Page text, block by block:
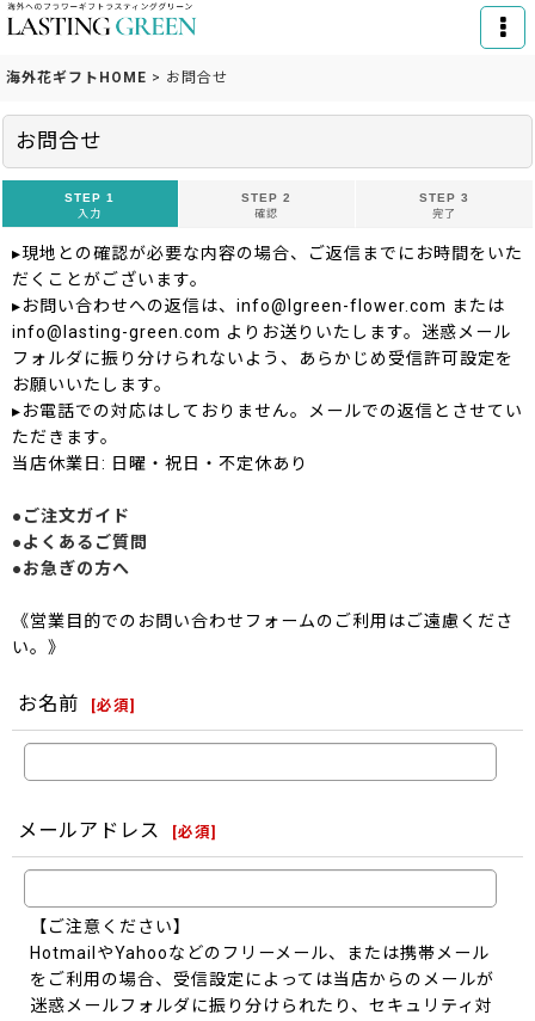
海外花ギフトHOME > お問合せ
お問合せ
STEP 1
入力
STEP 2
確認
STEP 3
完了
▸現地との確認が必要な内容の場合、ご返信までにお時間をいた
だくことがございます。
▸お問い合わせへの返信は、info@lgreen-flower.com または
info@lasting-green.com よりお送りいたします。迷惑メール
フォルダに振り分けられないよう、あらかじめ受信許可設定を
お願いいたします。
▸お電話での対応はしておりません。メールでの返信とさせてい
ただきます。
当店休業日: 日曜・祝日・不定休あり
●ご注文ガイド
●よくあるご質問
●お急ぎの方へ
《営業目的でのお問い合わせフォームのご利用はご遠慮くださ
い。》
お名前 [必須]
メールアドレス [必須]
【ご注意ください】
HotmailやYahooなどのフリーメール、または携帯メール
をご利用の場合、受信設定によっては当店からのメールが
迷惑メールフォルダに振り分けられたり、セキュリティ対